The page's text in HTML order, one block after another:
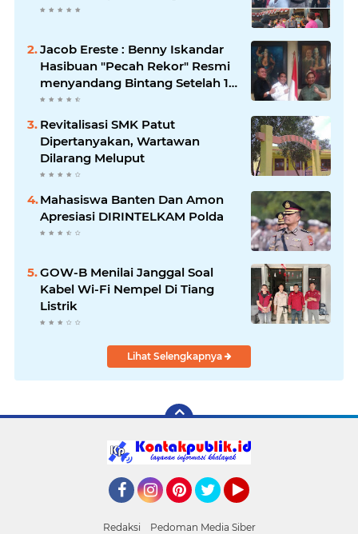
Jacob Ereste : Benny Iskandar
Hasibuan "Pecah Rekor" Resmi
menyandang Bintang Setelah 14
Tahun Ngejokrok Berpangjat
Kombes
Revitalisasi SMK Patut
Dipertanyakan, Wartawan
Dilarang Meluput
Mahasiswa Banten Dan Amon
Apresiasi DIRINTELKAM Polda
GOW-B Menilai Janggal Soal
Kabel Wi-Fi Nempel Di Tiang
Listrik
Lihat Selengkapnya
Redaksi Pedoman Media Siber